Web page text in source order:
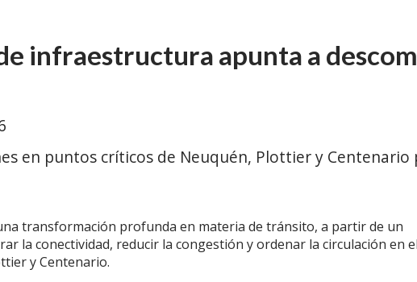
infraestructura apunta a
en puntos críticos de Neuquén, Plottier y
transformación profunda en materia de tránsito, a partir de un
la conectividad, reducir la congestión y ordenar la circulación en
y Centenario.